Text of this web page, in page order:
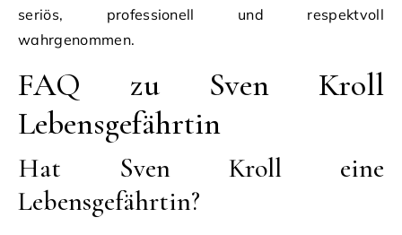
seriös, professionell und respektvoll
wahrgenommen.
FAQ zu Sven Kroll
Lebensgefährtin
Hat Sven Kroll eine
Lebensgefährtin?